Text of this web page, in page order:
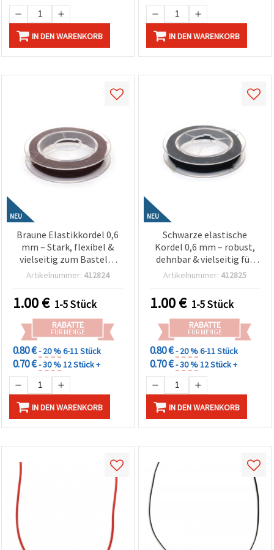
IN DEN WARENKORB IN DEN WARENKORB
NEU
Braune Elastikkordel 0,6
mm – Stark, flexibel &
vielseitig zum Basteln,
Nähen &
10 m Rolle
Artikelnummer: 412824
1.00€ 1-5 Stück
RABATTE
FÜR MENGE
0.80 €- 20 %6-11 Stück
0.70 €- 30 %12 Stück +
IN DEN WARENKORB
NEU
Schwarze elastische
Kordel 0,6 mm – robust,
dehnbar & vielseitig für
Basteln und
10 m Rolle
Artikelnummer: 412825
1.00€ 1-5 Stück
RABATTE
FÜR MENGE
0.80 €- 20 %6-11 Stück
0.70 €- 30 %12 Stück +
IN DEN WARENKORB